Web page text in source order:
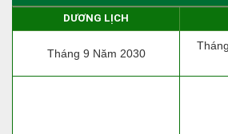
DƯƠNG LỊCH
Tháng 9 Năm 2030